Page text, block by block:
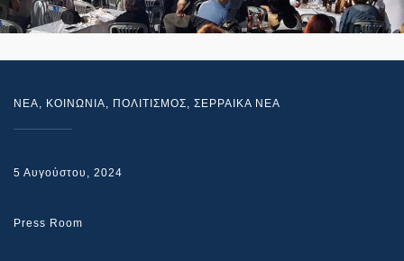
NEA, ΚΟΙΝΩΝΙΑ, ΠΟΛΙΤΙΣΜΟΣ, ΣΕΡΡΑΙΚΑ ΝΕΑ
5 Αυγούστου, 2024
Press Room